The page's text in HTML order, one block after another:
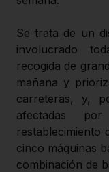
Se trata de un
involucrado
recogida de
mañana y
carreteras, y,
afectadas
restablecimiento
cinco máquinas
combinación de